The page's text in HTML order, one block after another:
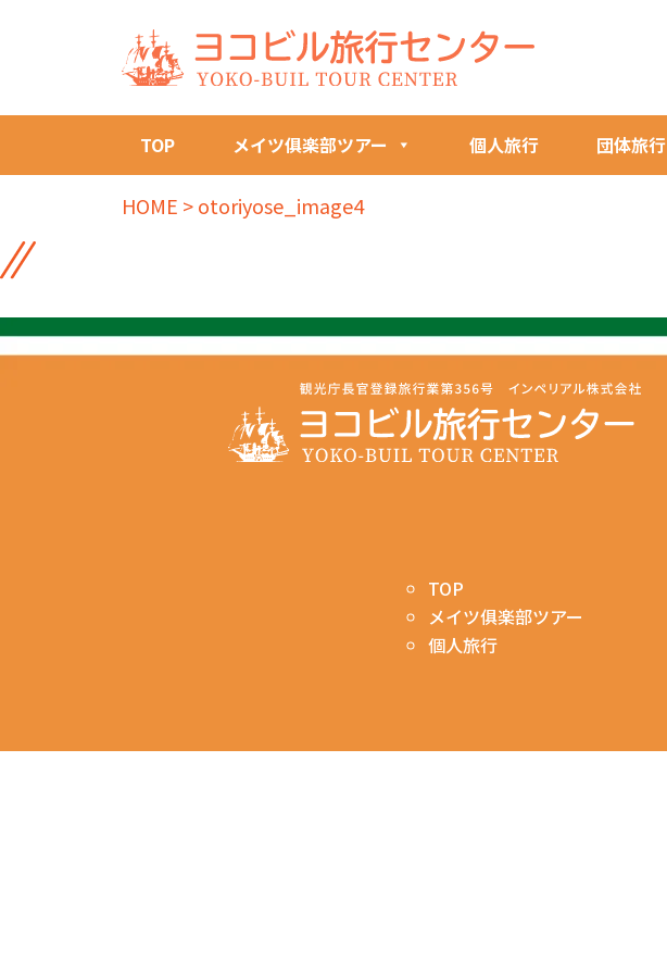
TOP メイツ俱楽部ツアー 個人旅行 団体旅行
HOME >otoriyose_image4
TOP
メイツ俱楽部ツアー
個人旅行